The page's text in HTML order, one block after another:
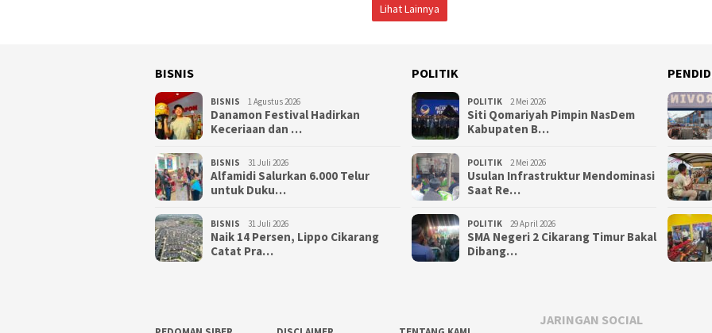
Lihat Lainnya
BISNIS
BISNIS 1 Agustus 2026
Danamon Festival Hadirkan
Keceriaan dan …
BISNIS 31 Juli 2026
Alfamidi Salurkan 6.000 Telur
untuk Duku…
BISNIS 31 Juli 2026
Naik 14 Persen, Lippo Cikarang
Catat Pra…
POLITIK
POLITIK 2 Mei 2026
Siti Qomariyah Pimpin NasDem
Kabupaten B…
POLITIK 2 Mei 2026
Usulan Infrastruktur Mendominasi
Saat Re…
POLITIK 29 April 2026
SMA Negeri 2 Cikarang Timur Bakal
Dibang…
JARINGAN SOCIAL